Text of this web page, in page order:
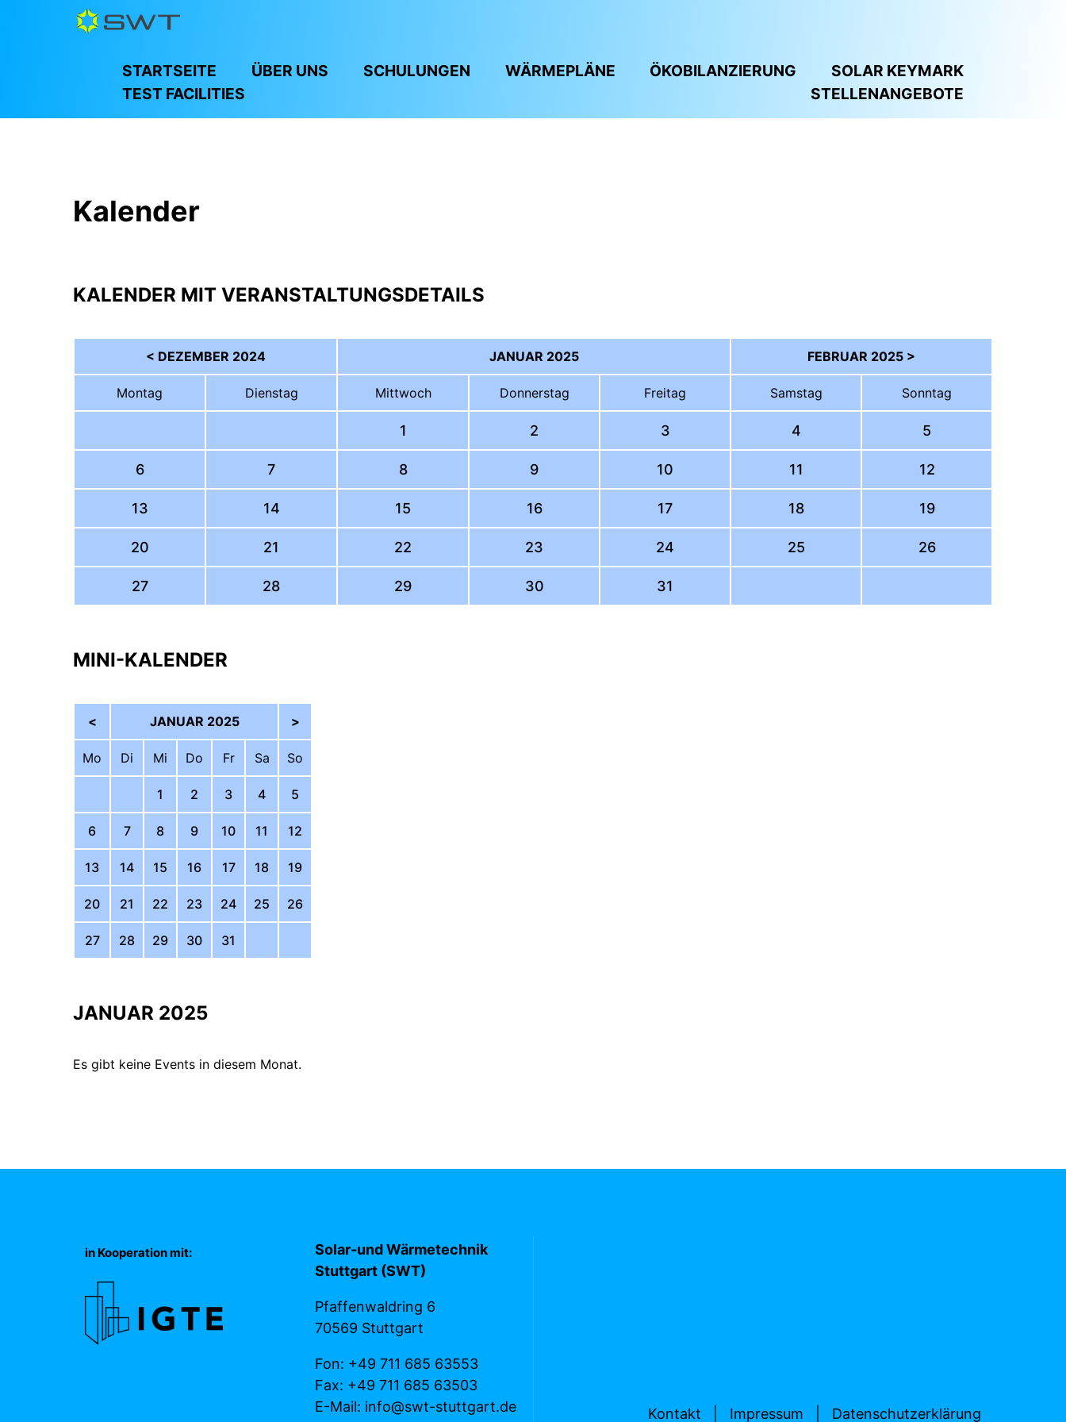
STARTSEITE ÜBER UNS SCHULUNGEN WÄRMEPLÄNE ÖKOBILANZIERUNG
SOLAR KEYMARK
TEST FACILITIES
STELLENANGEBOTE
Kalender
KALENDER MIT VERANSTALTUNGSDETAILS
< DEZEMBER 2024 JANUAR 2025 FEBRUAR 2025 >
Montag Dienstag Mittwoch Donnerstag Freitag Samstag Sonntag
1 2 3 4 5
6 7 8 9 10 11 12
13 14 15 16 17 18 19
20 21 22 23 24 25 26
27 28 29 30 31
MINI-KALENDER
< JANUAR 2025 >
Mo Di Mi Do Fr Sa So
1 2 3 4 5
6 7 8 9 10 11 12
13 14 15 16 17 18 19
20 21 22 23 24 25 26
27 28 29 30 31
JANUAR 2025
Es gibt keine Events in diesem Monat.
in Kooperation mit:
Solar-und Wärmetechnik
Stuttgart (SWT)
Pfaffenwaldring 6
70569 Stuttgart
Fon: +49 711 685 63553
Fax: +49 711 685 63503
E-Mail: info@swt-stuttgart.de
Kontakt Impressum Datenschutzerklärung